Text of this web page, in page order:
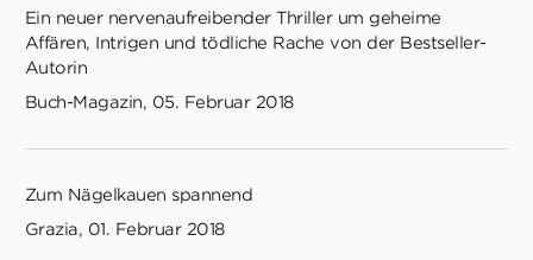
Ein neuer nervenaufreibender Thriller um geheime
Affären, Intrigen und tödliche Rache von der Bestseller-
Autorin
Buch-Magazin, 05. Februar 2018
Zum Nägelkauen spannend
Grazia, 01. Februar 2018